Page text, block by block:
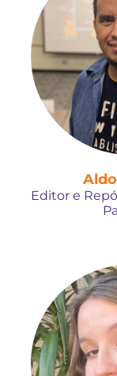
Editor e